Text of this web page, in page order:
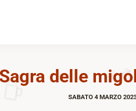
Sagra delle
SABATO 4 MARZO